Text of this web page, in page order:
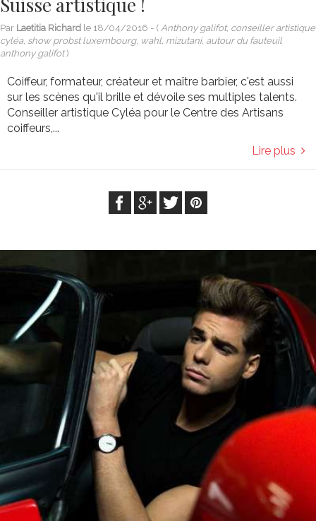
Par Laetitia Richard le 18/04/2016 - ( Anthony galifot, conseiller artistique
cyléa, show probst luxembourg, wahl, mizutani, autour du fauteuil
anthony galifot)
Coiffeur, formateur, créateur et maître barbier, c'est aussi
sur les scènes qu'il brille et dévoile ses multiples talents.
Conseiller artistique Cyléa pour le Centre des Artisans
coiffeurs,...
Lire plus